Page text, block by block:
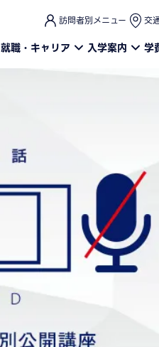
このページの本文へ
訪問者別メニュー 交
就職・キャリア 入学案内 学